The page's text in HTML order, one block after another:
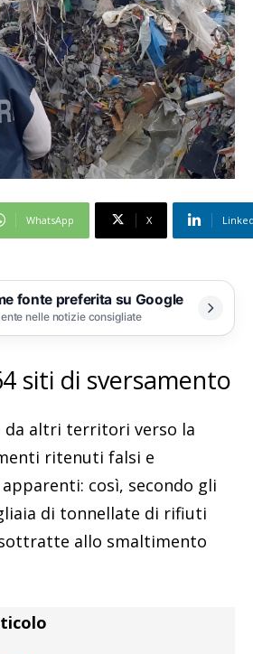
WhatsApp X
fonte preferita su Google
nelle notizie consigliate
siti di sversamento
da altri territori verso la
ritenuti falsi e
così, secondo gli
di tonnellate di rifiuti
allo smaltimento